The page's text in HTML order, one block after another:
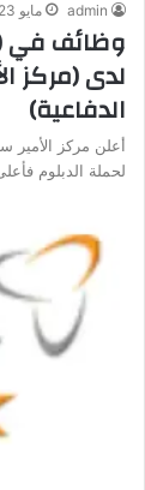
admin مايو 23, 2024
وظائف في
لدى (مركز
الدفاعية)
أعلن مركز
لحملة الدبلوم